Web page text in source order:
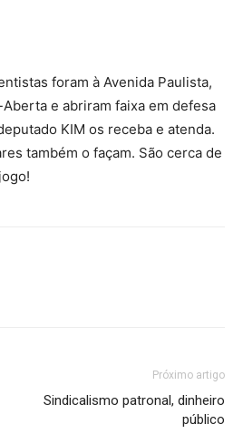
foram à Avenida Paulista,
e abriram faixa em defesa
KIM os receba e atenda.
também o façam. São cerca de
Próximo artigo
Sindicalismo patronal, dinheiro
público